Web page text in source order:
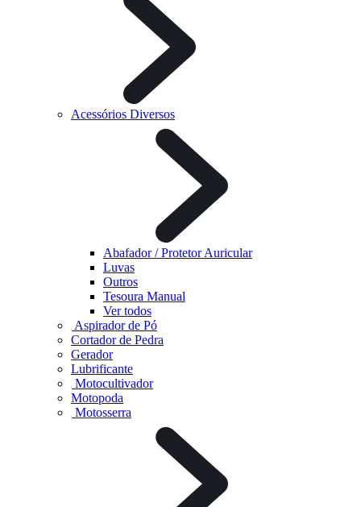
Acessórios Diversos
Abafador / Protetor Auricular
Luvas
Outros
Tesoura Manual
Ver todos
Aspirador de Pó
Cortador de Pedra
Gerador
Lubrificante
Motocultivador
Motopoda
Motosserra